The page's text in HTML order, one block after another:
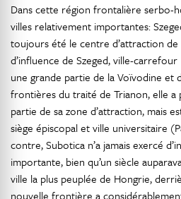
Dans cette région frontalière serbo-
villes relativement importantes:
toujours été le centre d’attraction de
d’influence de Szeged, ville-carrefour
une grande partie de la Voïvodine et
frontières du traité de Trianon, elle a
partie de sa zone d’attraction, mais
siège épiscopal et ville universitaire
contre, Subotica n’a jamais exercé
importante, bien qu’un siècle
ville la plus peuplée de Hongrie,
nouvelle frontière a